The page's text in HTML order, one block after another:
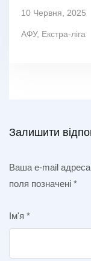
10 Червня, 2025
АФУ, Екстра-ліга
Залишити
Ваша e-mail
поля позначені *
Ім'я *